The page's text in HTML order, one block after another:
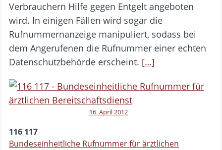
Verbrauchern Hilfe gegen Entgelt angeboten
wird. In einigen Fällen wird sogar die
Rufnummernanzeige manipuliert, sodass bei
dem Angerufenen die Rufnummer einer echten
Datenschutzbehörde erscheint. […]
16. April 2012
116 117
Bundeseinheitliche Rufnummer für ärztlichen